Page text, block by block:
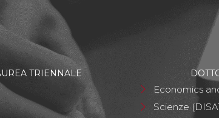
TRIENNALE
Economics
Scienze